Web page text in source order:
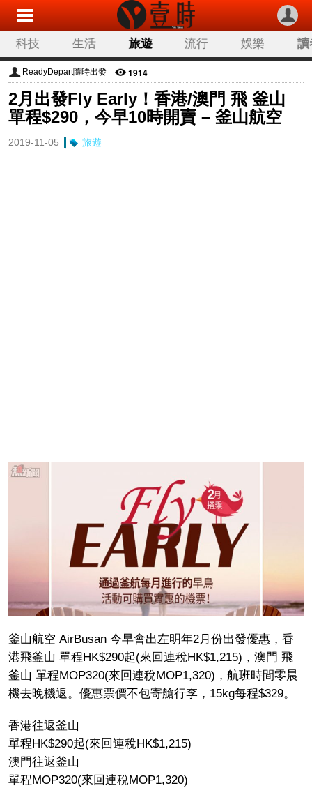
科技 生活 旅遊 流行 娛樂 讀
ReadyDepart隨時出發 1914
2月出發Fly Early！香港/澳門 飛 釜山
單程$290，今早10時開賣 – 釜山航空
2019-11-05 旅遊
釜山航空 AirBusan 今早會出左明年2月份出發優惠，香
港飛釜山 單程HK$290起(來回連稅HK$1,215)，澳門 飛
釜山 單程MOP320(來回連稅MOP1,320)，航班時間零晨
機去晚機返。優惠票價不包寄艙行李，15kg每程$329。
香港往返釜山
單程HK$290起(來回連稅HK$1,215)
澳門往返釜山
單程MOP320(來回連稅MOP1,320)